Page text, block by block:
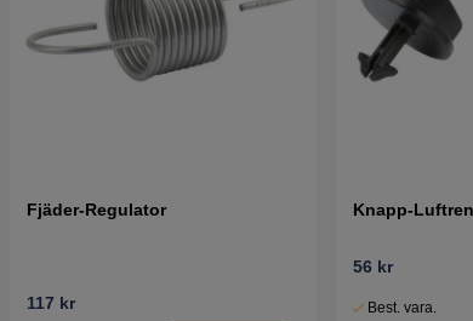
Fjäder-Regulator
117 kr
Knapp-
56 kr
Best. vara.